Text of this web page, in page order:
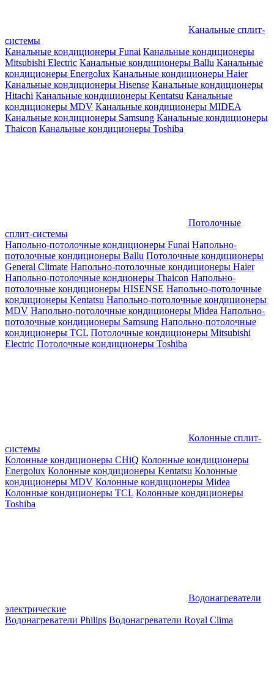
Канальные сплит-
системы
Канальные кондиционеры Funai Канальные кондиционеры
Mitsubishi Electric Канальные кондиционеры Ballu Канальные
кондиционеры Energolux Канальные кондиционеры Haier
Канальные кондиционеры Hisense Канальные кондиционеры
Hitachi Канальные кондиционеры Kentatsu Канальные
кондиционеры MDV Канальные кондиционеры MIDEA
Канальные кондиционеры Samsung Канальные кондиционеры
Thaicon Канальные кондиционеры Toshiba
Потолочные
сплит-системы
Напольно-потолочные кондиционеры Funai Напольно-
потолочные кондиционеры Ballu Потолочные кондиционеры
General Climate Напольно-потолочные кондиционеры Haier
Напольно-потолочные кондионеры Thaicon Напольно-
потолочные кондиционеры HISENSE Напольно-потолочные
кондиционеры Kentatsu Напольно-потолочные кондиционеры
MDV Напольно-потолочные кондиционеры Midea Напольно-
потолочные кондиционеры Samsung Напольно-потолочные
кондиционеры TCL Потолочные кондиционеры Mitsubishi
Electric Потолочные кондиционеры Toshiba
Колонные сплит-
системы
Колонные кондиционеры CHiQ Колонные кондиционеры
Energolux Колонные кондиционеры Kentatsu Колонные
кондиционеры MDV Колонные кондиционеры Midea
Колонные кондиционеры TCL Колонные кондиционеры
Toshiba
Водонагреватели
электрические
Водонагреватели Philips Водонагреватели Royal Clima